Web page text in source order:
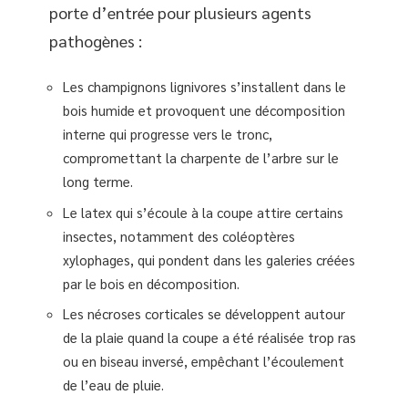
porte d’entrée pour plusieurs agents
pathogènes :
Les champignons lignivores s’installent dans le
bois humide et provoquent une décomposition
interne qui progresse vers le tronc,
compromettant la charpente de l’arbre sur le
long terme.
Le latex qui s’écoule à la coupe attire certains
insectes, notamment des coléoptères
xylophages, qui pondent dans les galeries créées
par le bois en décomposition.
Les nécroses corticales se développent autour
de la plaie quand la coupe a été réalisée trop ras
ou en biseau inversé, empêchant l’écoulement
de l’eau de pluie.